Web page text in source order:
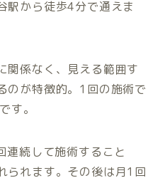
駅から徒歩4分で通えま
関係なく、見える範囲す
のが特徴的。1回の施術で
す。
続して施術すること
られます。その後は月1回